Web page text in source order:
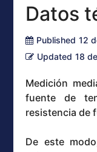
Datos
Published 12
Updated 18
Medición
fuente de
resistencia de
De este